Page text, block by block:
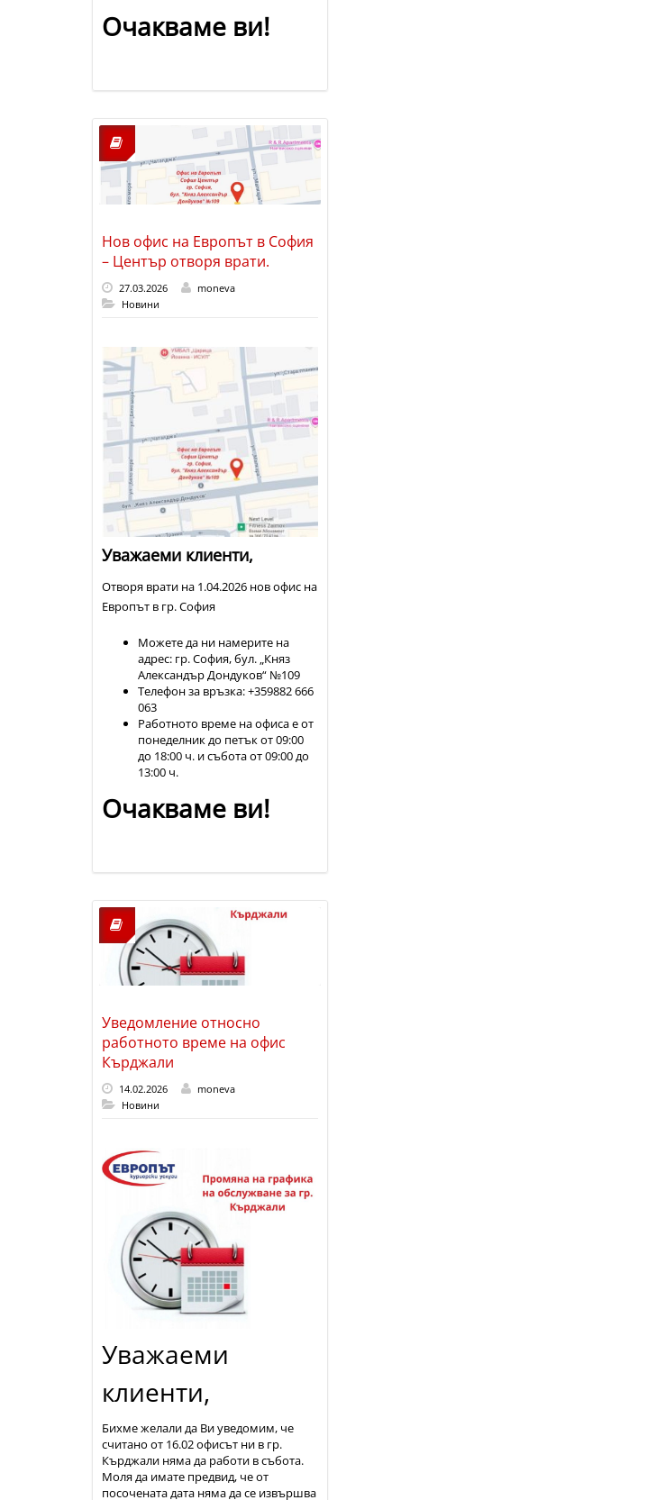
Очакваме ви!
Нов офис на Европът в София
– Център отворя врати.
27.03.2026
moneva
Новини
Уважаеми клиенти,
Отворя врати на 1.04.2026 нов офис на
Европът в гр. София
Можете да ни намерите на
адрес: гр. София, бул. „Княз
Александър Дондуков“ №109
Телефон за връзка: +359882 666
063
Работното време на офиса е от
понеделник до петък от 09:00
до 18:00 ч. и събота от 09:00 до
13:00 ч.
Очакваме ви!
Уведомление относно
работното време на офис
Кърджали
14.02.2026
moneva
Новини
Уважаеми
клиенти,
Бихме желали да Ви уведомим, че
считано от 16.02 офисът ни в гр.
Кърджали няма да работи в събота.
Моля да имате предвид, че от
посочената дата няма да се извършва